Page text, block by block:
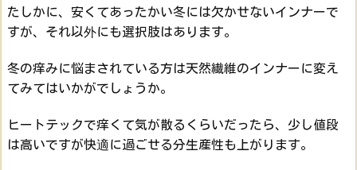
たしかに、安くてあったかい冬には欠かせないインナーで
すが、それ以外にも選択肢はあります。
冬の痒みに悩まされている方は天然繊維のインナーに変え
てみてはいかがでしょうか。
ヒートテックで痒くて気が散るくらいだったら、少し値段
は高いですが快適に過ごせる分生産性も上がります。